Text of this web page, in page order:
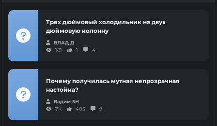
Трех дюймовый холодильник на двух
дюймовую колонну
ВЛАД Д
181
1 4
Почему получилась мутная непрозрачная
настойка?
Вадим SH
7K
405 9